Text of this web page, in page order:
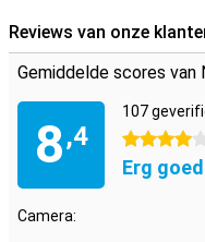
Reviews van onze
Gemiddelde scores van
8,4
107
4 sterren
Erg goed
Camera: